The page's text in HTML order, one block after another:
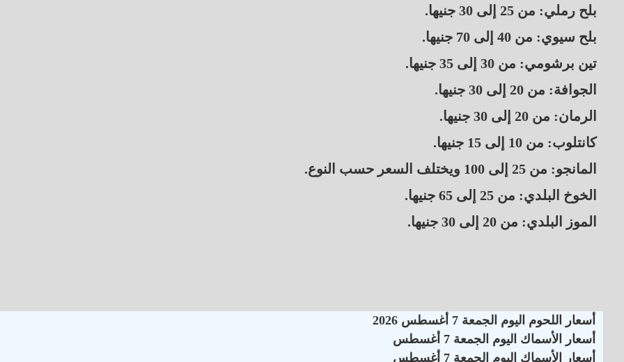
بلح رملي: من 25 إلى 30 جنيها.
بلح سيوي: من 40 إلى 70 جنيها.
تين برشومي: من 30 إلى 35 جنيها.
الجوافة: من 20 إلى 30 جنيها.
الرمان: من 20 إلى 30 جنيها.
كانتلوب: من 10 إلى 15 جنيها.
المانجو: من 25 إلى 100 ويختلف السعر حسب النوع.
الخوخ البلدي: من 25 إلى 65 جنيها.
الموز البلدي: من 20 إلى 30 جنيها.
أسعار اللحوم اليوم الجمعة 7 أغسطس 2026
أسعار الأسماك اليوم الجمعة 7 أغسطس
أسعار الأسماك اليوم الجمعة 7 أغسطس